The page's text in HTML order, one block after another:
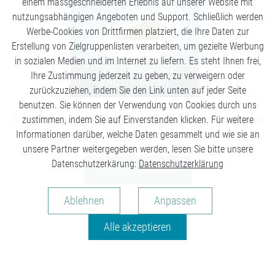
HONEYMOON
... für traumhafte
Flitterwochen
Noch nicht das richtige dabei? Wir haben noch mehr Geheimtipps
für Sie!
ALLE URLAUBSIDEEN
nutzungsabhängigen Angeboten und Support. Schließlich werden
Werbe-Cookies von Drittfirmen platziert, die Ihre Daten zur
Erstellung von Zielgruppenlisten verarbeiten, um gezielte Werbung
in sozialen Medien und im Internet zu liefern. Es steht Ihnen frei,
Ihre Zustimmung jederzeit zu geben, zu verweigern oder
zurückzuziehen, indem Sie den Link unten auf jeder Seite
benutzen. Sie können der Verwendung von Cookies durch uns
zustimmen, indem Sie auf Einverstanden klicken. Für weitere
Informationen darüber, welche Daten gesammelt und wie sie an
unsere Partner weitergegeben werden, lesen Sie bitte unsere
Datenschutzerkärung: Datenschutzerklärung
AnalysenAblehnen Anpassen
Alle akzeptieren